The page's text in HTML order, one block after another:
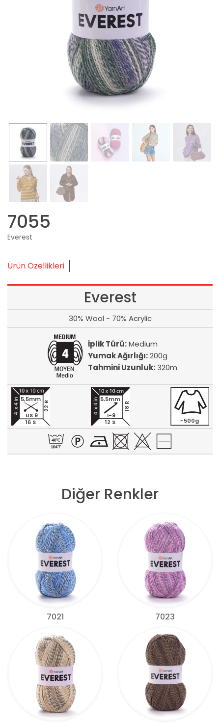
7055
Everest
Ürün Özellikleri
Everest
30% Wool - 70% Acrylic
İplik Türü:Medium
Yumak Ağırlığı:200g
Tahmini Uzunluk:320m
16 S
22 R
5,5mm
US 9
12 S
18 R
5,5mm
I-9
~500g
Diğer Renkler
7021 7023